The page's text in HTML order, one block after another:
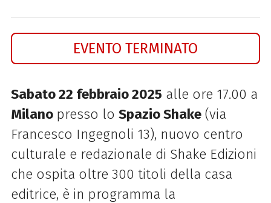
EVENTO TERMINATO
Sabato 22 febbraio 2025 alle ore 17.00 a
Milano presso lo Spazio Shake (via
Francesco Ingegnoli 13), nuovo centro
culturale e redazionale di Shake Edizioni
che ospita oltre 300 titoli della casa
editrice, è in programma la